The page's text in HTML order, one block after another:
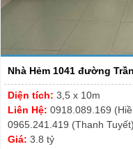
Nhà Hẻm 1041 đường
Diện tích: 3,5 x 10m
Liên Hệ: 0918.089.169
0965.241.419 (Thanh Tuyết)
Giá: 3.8 tỷ